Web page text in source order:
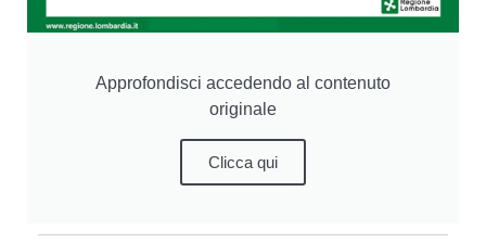
Approfondisci accedendo al contenuto
originale
Clicca qui